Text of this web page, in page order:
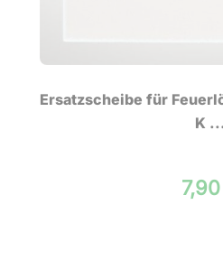
Ersatzscheibe für
K
7,90